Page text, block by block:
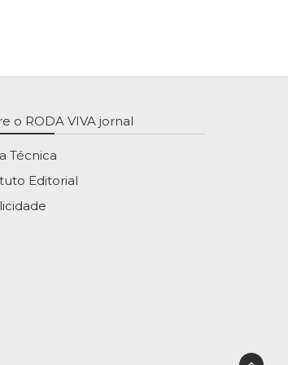
o RODA VIVA jornal
Técnica
Editorial